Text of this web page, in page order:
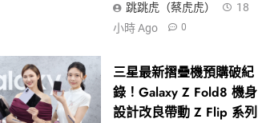
跳跳虎（蔡虎虎）
18
小時 Ago
0
三星最新摺疊機預購破紀
錄！Galaxy Z Fold8 機身
設計改良帶動 Z Flip 系列